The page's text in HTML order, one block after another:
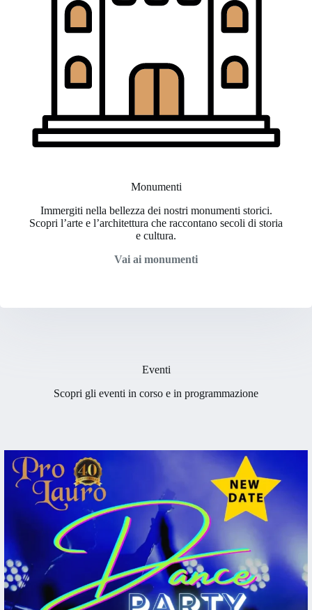
Monumenti
Immergiti nella bellezza dei nostri monumenti storici.
Scopri l’arte e l’architettura che raccontano secoli di storia
e cultura.
Vai ai monumenti
Eventi
Scopri gli eventi in corso e in programmazione